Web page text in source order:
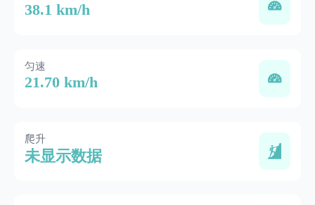
38.1 km/h
匀速
21.70 km/h
爬升
未显示数据